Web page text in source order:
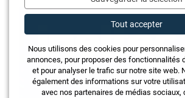
Tout accepter
Nous utilisons des cookies pour
annonces, pour proposer des fonctionnalités
et pour analyser le trafic sur notre site web.
également des informations sur votre
avec nos partenaires de médias sociaux,